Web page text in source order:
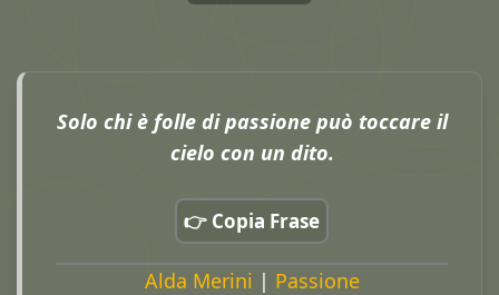
Solo chi è folle di passione può toccare il
cielo con un dito.
👉 Copia Frase
Alda Merini | Passione